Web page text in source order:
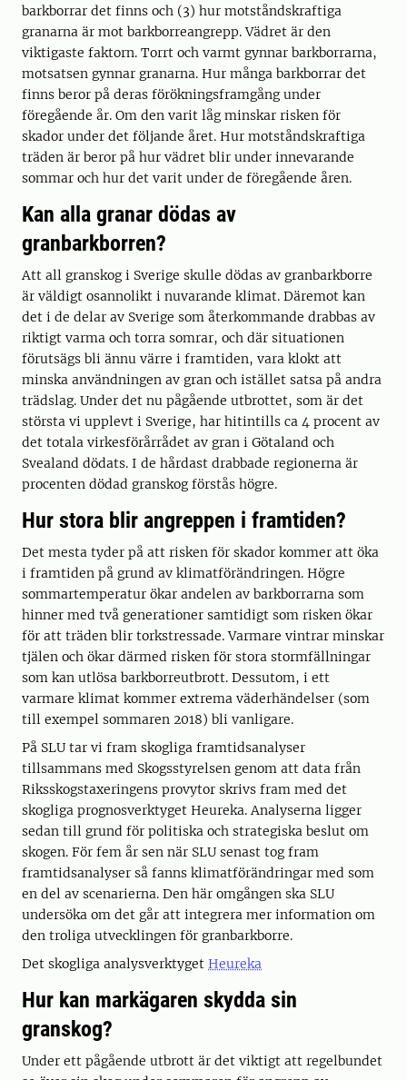
barkborrar det finns och (3) hur motståndskraftiga
granarna är mot barkborreangrepp. Vädret är den
viktigaste faktorn. Torrt och varmt gynnar barkborrarna,
motsatsen gynnar granarna. Hur många barkborrar det
finns beror på deras förökningsframgång under
föregående år. Om den varit låg minskar risken för
skador under det följande året. Hur motståndskraftiga
träden är beror på hur vädret blir under innevarande
sommar och hur det varit under de föregående åren.
Kan alla granar dödas av
granbarkborren?
Att all granskog i Sverige skulle dödas av granbarkborre
är väldigt osannolikt i nuvarande klimat. Däremot kan
det i de delar av Sverige som återkommande drabbas av
riktigt varma och torra somrar, och där situationen
förutsägs bli ännu värre i framtiden, vara klokt att
minska användningen av gran och istället satsa på andra
trädslag. Under det nu pågående utbrottet, som är det
största vi upplevt i Sverige, har hitintills ca 4 procent av
det totala virkesförårrådet av gran i Götaland och
Svealand dödats. I de hårdast drabbade regionerna är
procenten dödad granskog förstås högre.
Hur stora blir angreppen i framtiden?
Det mesta tyder på att risken för skador kommer att öka
i framtiden på grund av klimatförändringen. Högre
sommartemperatur ökar andelen av barkborrarna som
hinner med två generationer samtidigt som risken ökar
för att träden blir torkstressade. Varmare vintrar minskar
tjälen och ökar därmed risken för stora stormfällningar
som kan utlösa barkborreutbrott. Dessutom, i ett
varmare klimat kommer extrema väderhändelser (som
till exempel sommaren 2018) bli vanligare.
På SLU tar vi fram skogliga framtidsanalyser
tillsammans med Skogsstyrelsen genom att data från
Riksskogstaxeringens provytor skrivs fram med det
skogliga prognosverktyget Heureka. Analyserna ligger
sedan till grund för politiska och strategiska beslut om
skogen. För fem år sen när SLU senast tog fram
framtidsanalyser så fanns klimatförändringar med som
en del av scenarierna. Den här omgången ska SLU
undersöka om det går att integrera mer information om
den troliga utvecklingen för granbarkborre.
Det skogliga analysverktyget Heureka
Hur kan markägaren skydda sin
granskog?
Under ett pågående utbrott är det viktigt att regelbundet